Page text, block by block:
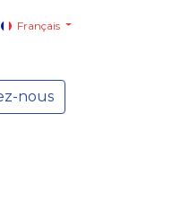
Français
nous